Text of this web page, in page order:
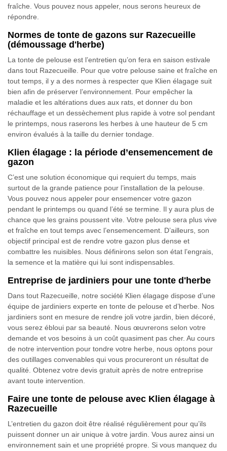
fraîche. Vous pouvez nous appeler, nous serons heureux de
répondre.
Normes de tonte de gazons sur Razecueille
(démoussage d'herbe)
La tonte de pelouse est l’entretien qu’on fera en saison estivale
dans tout Razecueille. Pour que votre pelouse saine et fraîche en
tout temps, il y a des normes à respecter que Klien élagage suit
bien afin de préserver l’environnement. Pour empêcher la
maladie et les altérations dues aux rats, et donner du bon
réchauffage et un dessèchement plus rapide à votre sol pendant
le printemps, nous raserons les herbes à une hauteur de 5 cm
environ évalués à la taille du dernier tondage.
Klien élagage : la période d’ensemencement de
gazon
C’est une solution économique qui requiert du temps, mais
surtout de la grande patience pour l’installation de la pelouse.
Vous pouvez nous appeler pour ensemencer votre gazon
pendant le printemps ou quand l’été se termine. Il y aura plus de
chance que les grains poussent vite. Votre pelouse sera plus vive
et fraîche en tout temps avec l’ensemencement. D’ailleurs, son
objectif principal est de rendre votre gazon plus dense et
combattre les nuisibles. Nous définirons selon son état l’engrais,
la semence et la matière qui lui sont indispensables.
Entreprise de jardiniers pour une tonte d'herbe
Dans tout Razecueille, notre société Klien élagage dispose d’une
équipe de jardiniers experte en tonte de pelouse et d’herbe. Nos
jardiniers sont en mesure de rendre joli votre jardin, bien décoré,
vous serez ébloui par sa beauté. Nous œuvrerons selon votre
demande et vos besoins à un coût quasiment pas cher. Au cours
de notre intervention pour tondre votre herbe, nous optons pour
des outillages convenables qui vous procureront un résultat de
qualité. Obtenez votre devis gratuit après de notre entreprise
avant toute intervention.
Faire une tonte de pelouse avec Klien élagage à
Razecueille
L’entretien du gazon doit être réalisé régulièrement pour qu’ils
puissent donner un air unique à votre jardin. Vous aurez ainsi un
environnement sain et une propriété propre. Si vous manquez du